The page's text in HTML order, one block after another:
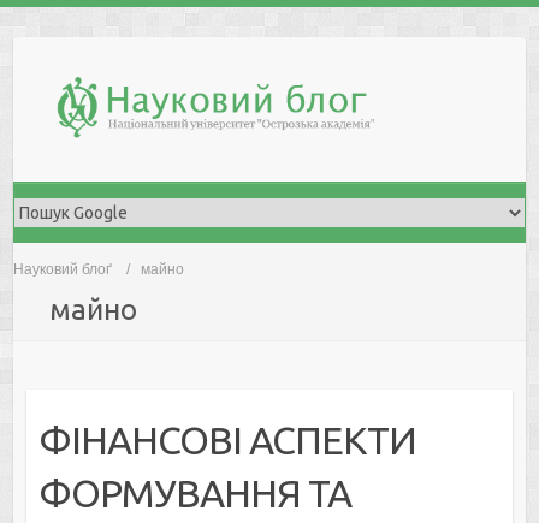
Науковий блоґ майно
майно
ФІНАНСОВІ АСПЕКТИ
ФОРМУВАННЯ ТА